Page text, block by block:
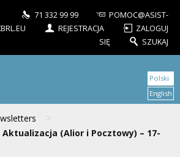
71 332 99 99
POMOC@ASIST-
REJESTRACJA
ZALOGUJ
SIĘ
SZUKAJ
>
Aktualizacja (Alior i Pocztowy) – 17-
Polski
English